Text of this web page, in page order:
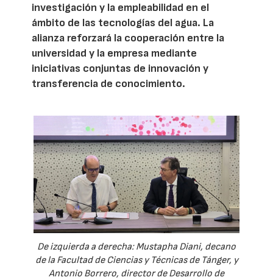
investigación y la empleabilidad en el
ámbito de las tecnologías del agua. La
alianza reforzará la cooperación entre la
universidad y la empresa mediante
iniciativas conjuntas de innovación y
transferencia de conocimiento.
De izquierda a derecha: Mustapha Diani, decano
de la Facultad de Ciencias y Técnicas de Tánger, y
Antonio Borrero, director de Desarrollo de